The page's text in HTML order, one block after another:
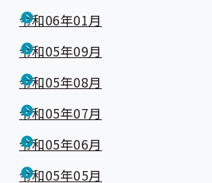
令和06年01月
令和05年09月
令和05年08月
令和05年07月
令和05年06月
令和05年05月